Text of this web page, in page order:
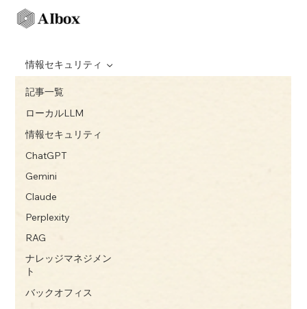
記事一覧
ローカルLLM
情報セキュリティ
ChatGPT
Gemini
Claude
Perplexity
RAG
ナレッジマネジメン
ト
バックオフィス
情報セキュリティ